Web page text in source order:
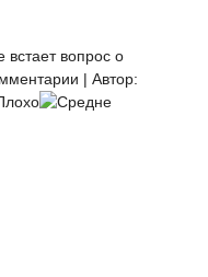
вопрос о
| Автор: